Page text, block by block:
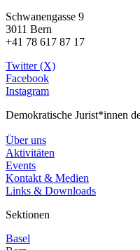
Schwanengasse 9
3011 Bern
+41 78 617 87 17
Twitter (X)
Facebook
Instagram
Demokratische Jurist*innen
Über uns
Aktivitäten
Events
Kontakt & Medien
Links & Downloads
Sektionen
Basel